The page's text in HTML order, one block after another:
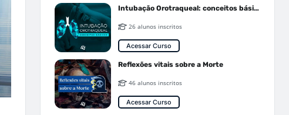
Intubação Orotraqueal: conceitos básicos
26 alunos inscritos
Acessar Curso
Reflexões vitais sobre a Morte
46 alunos inscritos
Acessar Curso